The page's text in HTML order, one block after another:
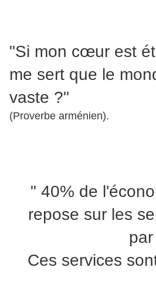
"Si mon cœur est
me sert que le
vaste ?"
(Proverbe arménien).
" 40% de
repose sur les
Ces services